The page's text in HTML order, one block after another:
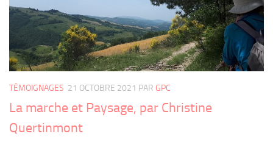
TÉMOIGNAGES 21 OCTOBRE 2021 PAR GPC
La marche et Paysage, par Christine
Quertinmont